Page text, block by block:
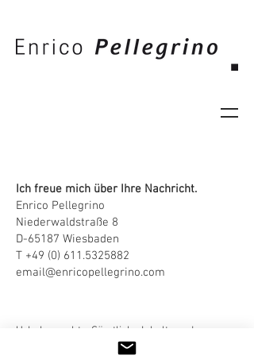
Ich freue mich über Ihre Nachricht.
Enrico Pellegrino
Niederwaldstraße 8
D-65187 Wiesbaden
T +49 (0) 611.5325882
email@enricopellegrino.com
Urheberrechte: Sämtliche Inhalte und
Gestaltungselemente dieser Website sind